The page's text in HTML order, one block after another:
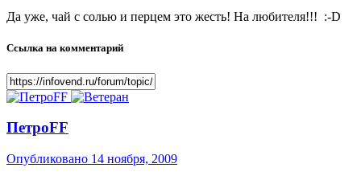
Да уже, чай с солью и перцем это жесть! На любителя!!! :-D
Ссылка на комментарий
ПетроFF
Опубликовано 14 ноября, 2009